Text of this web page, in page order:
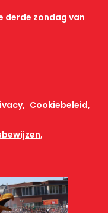
derde zondag van
Cookiebeleid